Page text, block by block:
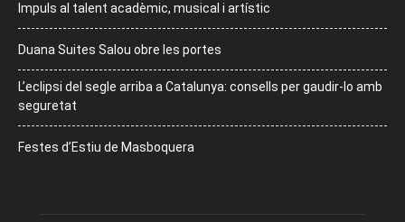
Impuls al talent acadèmic, musical i artístic
Duana Suites Salou obre les portes
L’eclipsi del segle arriba a Catalunya: consells per gaudir-lo amb
seguretat
Festes d’Estiu de Masboquera